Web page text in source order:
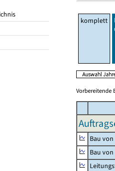
komplett
Vorbereitende
Bau
Bau